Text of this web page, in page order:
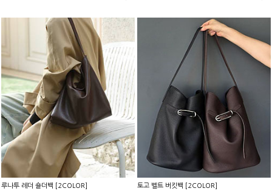
루나투 레더 숄더백 [2COLOR] 토고 벨트 버킷백 [2COLOR]